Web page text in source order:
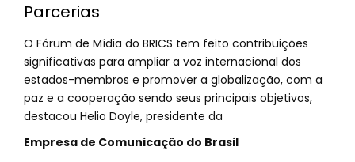
Parcerias
O Fórum de Mídia do BRICS tem feito contribuições
significativas para ampliar a voz internacional dos
estados-membros e promover a globalização, com a
paz e a cooperação sendo seus principais objetivos,
destacou Helio Doyle, presidente da
Empresa de Comunicação do Brasil